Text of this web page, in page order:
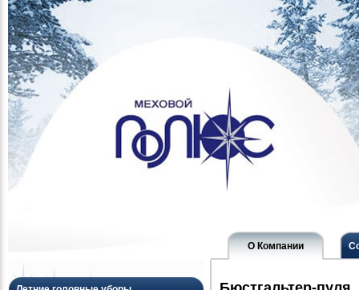
О Компании